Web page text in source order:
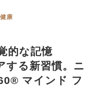
康
的な記憶
する新習慣。ニ
マインド フ